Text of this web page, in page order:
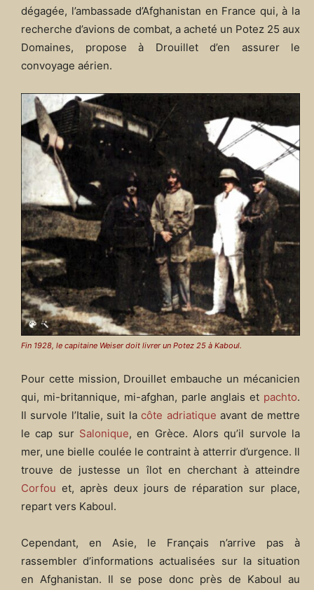
dégagée, l’ambassade d’Afghanistan en France qui, à la
recherche d’avions de combat, a acheté un Potez 25 aux
Domaines, propose à Drouillet d’en assurer le
convoyage aérien.
Fin 1928, le capitaine Weiser doit livrer un Potez 25 à Kaboul.
Pour cette mission, Drouillet embauche un mécanicien
qui, mi-britannique, mi-afghan, parle anglais et pachto.
Il survole l’Italie, suit lacôte adriatique avant de mettre
le cap sur Salonique, en Grèce. Alors qu’il survole la
mer, une bielle coulée le contraint à atterrir d’urgence. Il
trouve de justesse un îlot en cherchant à atteindre
Corfou et, après deux jours de réparation sur place,
repart vers Kaboul.
Cependant, en Asie, le Français n’arrive pas à
rassembler d’informations actualisées sur la situation
en Afghanistan. Il se pose donc près de Kaboul au